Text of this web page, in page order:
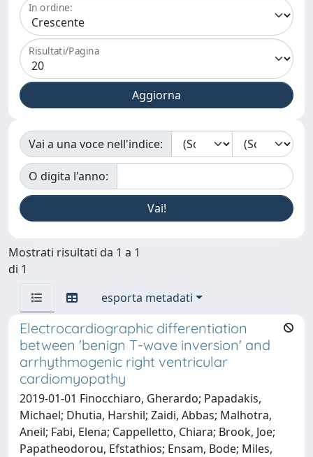
In ordine:
Risultati/Pagina
Vai a una voce nell'indice:
O digita l'anno:
Mostrati risultati da 1 a 1
di 1
esporta metadati
Electrocardiographic differentiation
between 'benign T-wave inversion' and
arrhythmogenic right ventricular
cardiomyopathy
2019-01-01 Finocchiaro, Gherardo; Papadakis,
Michael; Dhutia, Harshil; Zaidi, Abbas; Malhotra,
Aneil; Fabi, Elena; Cappelletto, Chiara; Brook, Joe;
Papatheodorou, Efstathios; Ensam, Bode; Miles,